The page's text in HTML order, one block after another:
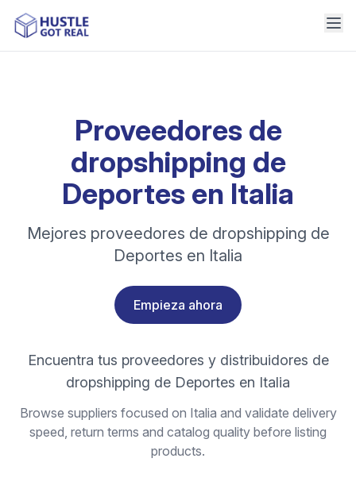
Proveedores de
dropshipping de
Deportes en Italia
Mejores proveedores de dropshipping de
Deportes en Italia
Empieza ahora
Encuentra tus proveedores y distribuidores de
dropshipping de Deportes en Italia
Browse suppliers focused on Italia and validate delivery
speed, return terms and catalog quality before listing
products.